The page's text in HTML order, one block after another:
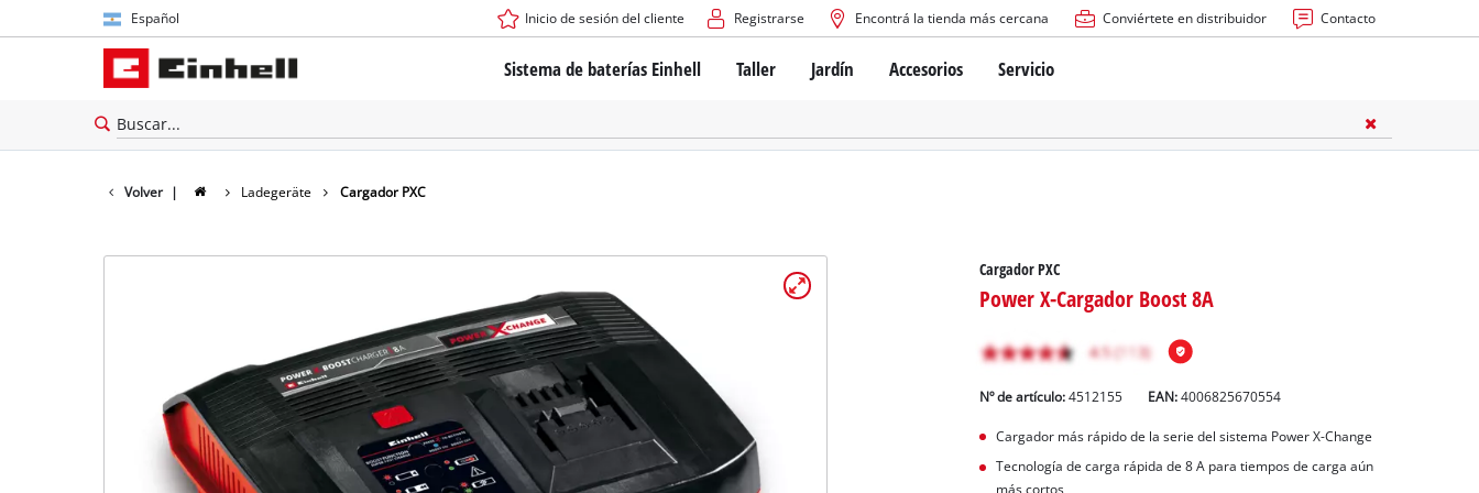
Español
Español
English
Inicio de sesión del cliente Registrarse Encontrá la tienda más cercana Conviértete en distribuidor Contacto
Sistema de baterías Einhell
El sistema de baterías Power X-Change
Sobre Einhell PROFESSIONAL
Todos los dispositivos PROFESSIONAL
Herramientas eléctricas PROFESSIONAL
Herramientas de jardín PROFESSIONAL
Taller
Atornilladores inalámbricos
Taladros de columna
Routers para madera
Afiladores de cadenas para motosierras
Lijadoras de banda
Mezcladores
Jardín
Cortadoras de césped a batería
Cortadoras de césped manuales
Bombas para casa y jardín
Accesorios Servicio
Volver | Ladegeräte Cargador PXC
Cargador PXC
Power X-Cargador Boost 8A
Nº de artículo: 4512155 EAN:4006825670554
Cargador más rápido de la serie del sistema Power X-Change
Tecnología de carga rápida de 8 A para tiempos de carga aún
más cortos